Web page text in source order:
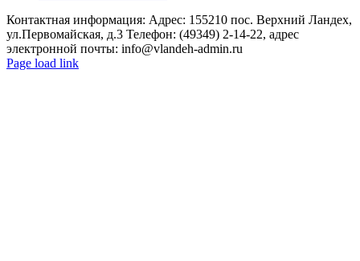
Контактная информация: Адрес: 155210 пос. Верхний Ландех,
ул.Первомайская, д.3 Телефон: (49349) 2-14-22, адрес
электронной почты: info@vlandeh-admin.ru
Page load link